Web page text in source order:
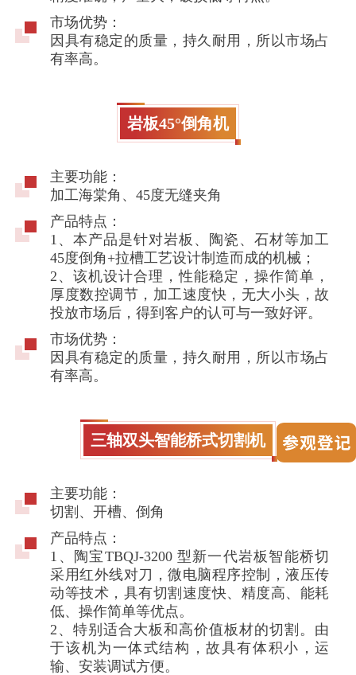
市场优势：
因具有稳定的质量，持久耐用，所以市场占
有率高。
岩板45°倒角机
主要功能：
加工海棠角、45度无缝夹角
产品特点：
1、本产品是针对岩板、陶瓷、石材等加工
45度倒角+拉槽工艺设计制造而成的机械；
2、该机设计合理，性能稳定，操作简单，
厚度数控调节，加工速度快，无大小头，故
投放市场后，得到客户的认可与一致好评。
市场优势：
因具有稳定的质量，持久耐用，所以市场占
有率高。
三轴双头智能桥式切割机
主要功能：
切割、开槽、倒角
产品特点：
1、陶宝TBQJ-3200 型新一代岩板智能桥切
采用红外线对刀，微电脑程序控制，液压传
动等技术，具有切割速度快、精度高、能耗
低、操作简单等优点。
2、特别适合大板和高价值板材的切割。由
于该机为一体式结构，故具有体积小，运
输、安装调试方便。